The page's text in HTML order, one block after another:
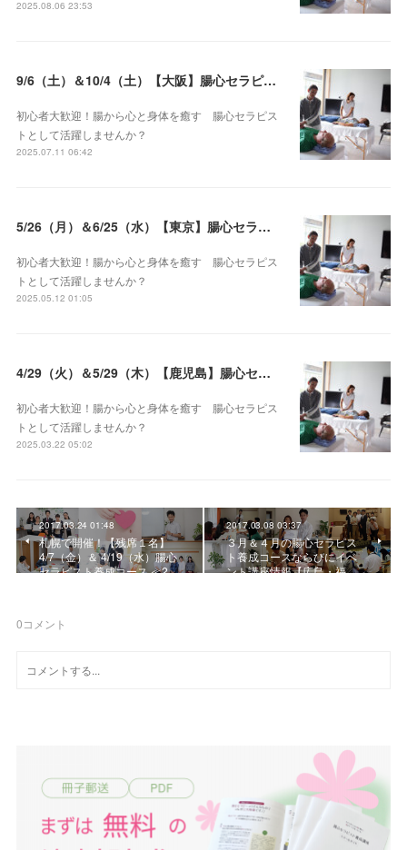
2025.08.06 23:53
9/6（土）＆10/4（土）【大阪】腸心セラピスト養成コース《２日間コース》開講決定
初心者大歓迎！腸から心と身体を癒す 腸心セラピス
トとして活躍しませんか？
2025.07.11 06:42
5/26（月）＆6/25（水）【東京】腸心セラピスト養成コース《２日間コース》開講決定
初心者大歓迎！腸から心と身体を癒す 腸心セラピス
トとして活躍しませんか？
2025.05.12 01:05
4/29（火）＆5/29（木）【鹿児島】腸心セラピスト養成コース《２日間コース》開講決定
初心者大歓迎！腸から心と身体を癒す 腸心セラピス
トとして活躍しませんか？
2025.03.22 05:02
2017.03.24 01:48
札幌で開催！【残席１名】
4/7（金）＆ 4/19（水）腸心
セラピスト養成コース ≪2…
2017.03.08 03:37
３月＆４月の腸心セラピス
ト養成コースならびにイベ
ント講座情報【広島・福…
0コメント